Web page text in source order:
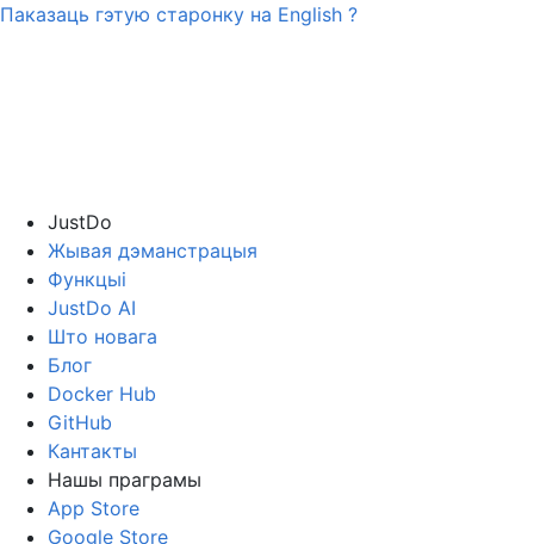
Паказаць гэтую старонку на English ?
JustDo
Жывая дэманстрацыя
Функцыі
JustDo AI
Што новага
Блог
Docker Hub
GitHub
Кантакты
Нашы праграмы
App Store
Google Store